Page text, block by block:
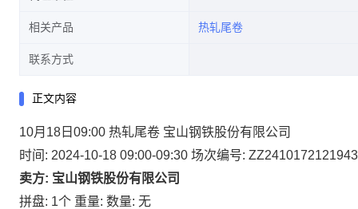
相关产品 热轧尾卷
联系方式
正文内容
10月18日09:00 热轧尾卷 宝山钢铁股份有限公司
时间: 2024-10-18 09:00-09:30 场次编号: ZZ2410172121943
卖方: 宝山钢铁股份有限公司
拼盘: 1个 重量: 数量: 无